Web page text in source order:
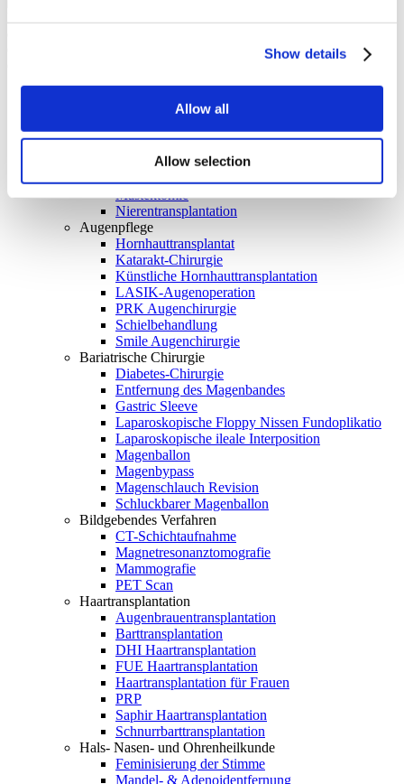
Show details
Allow all
Allow selection
Chirurgie, Haartransplantation, Zahnmedizin, bariatrische
Chirurgieverfahren und viele weitere Fachgebiete mit Leichtigkeit.
Allgemeine Chirurgie
Knochenmarktransplantation
Lebertransplantation
Mastektomie
Nierentransplantation
Augenpflege
Hornhauttransplantat
Katarakt-Chirurgie
Künstliche Hornhauttransplantation
LASIK-Augenoperation
PRK Augenchirurgie
Schielbehandlung
Smile Augenchirurgie
Bariatrische Chirurgie
Diabetes-Chirurgie
Entfernung des Magenbandes
Gastric Sleeve
Laparoskopische Floppy Nissen Fundoplikatio
Laparoskopische ileale Interposition
Magenballon
Magenbypass
Magenschlauch Revision
Schluckbarer Magenballon
Bildgebendes Verfahren
CT-Schichtaufnahme
Magnetresonanztomografie
Mammografie
PET Scan
Haartransplantation
Augenbrauentransplantation
Barttransplantation
DHI Haartransplantation
FUE Haartransplantation
Haartransplantation für Frauen
PRP
Saphir Haartransplantation
Schnurrbarttransplantation
Hals- Nasen- und Ohrenheilkunde
Feminisierung der Stimme
Mandel- & Adenoidentfernung